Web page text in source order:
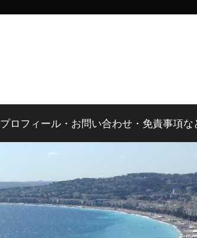
プロフィール・お問い合わせ・免責事項な